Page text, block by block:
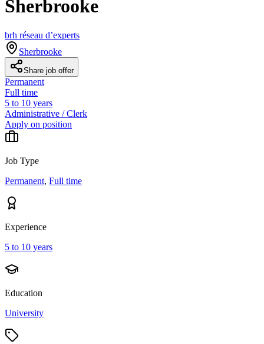
Sherbrooke
brh réseau d’experts
Sherbrooke
Share job offer
Permanent
Full time
5 to 10 years
Administrative / Clerk
Apply on position
Job Type
Permanent, Full time
Experience
5 to 10 years
Education
University